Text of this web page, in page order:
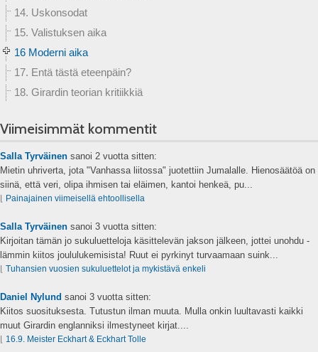
14. Uskonsodat
15. Valistuksen aika
16 Moderni aika
17. Entä tästä eteenpäin?
18. Girardin teorian kritiikkiä
Viimeisimmät kommentit
Salla Tyrväinen sanoi 2 vuotta sitten:
Mietin uhriverta, jota "Vanhassa liitossa" juotettiin Jumalalle. Hienosäätöä on
siinä, että veri, olipa ihmisen tai eläimen, kantoi henkeä, pu...
Painajainen viimeisellä ehtoollisella
Salla Tyrväinen sanoi 3 vuotta sitten:
Kirjoitan tämän jo sukuluetteloja käsittelevän jakson jälkeen, jottei unohdu -
lämmin kiitos joululukemisista! Ruut ei pyrkinyt turvaamaan suink...
Tuhansien vuosien sukuluettelot ja mykistävä enkeli
Daniel Nylund sanoi 3 vuotta sitten:
Kiitos suosituksesta. Tutustun ilman muuta. Mulla onkin luultavasti kaikki
muut Girardin englanniksi ilmestyneet kirjat....
16.9. Meister Eckhart & Eckhart Tolle